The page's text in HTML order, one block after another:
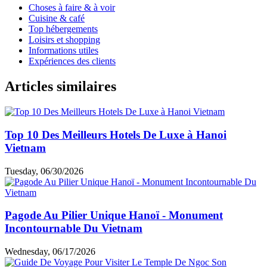
Choses à faire & à voir
Cuisine & café
Top hébergements
Loisirs et shopping
Informations utiles
Expériences des clients
Articles similaires
Top 10 Des Meilleurs Hotels De Luxe à Hanoi
Vietnam
Tuesday, 06/30/2026
Pagode Au Pilier Unique Hanoï - Monument
Incontournable Du Vietnam
Wednesday, 06/17/2026